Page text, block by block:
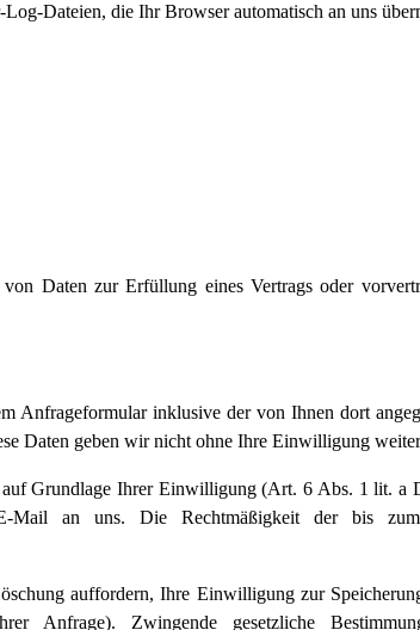
Dateien, die Ihr Browser automatisch an uns
Daten zur Erfüllung eines Vertrags oder
Anfrageformular inklusive der von Ihnen dort
Daten geben wir nicht ohne Ihre Einwilligung
Grundlage Ihrer Einwilligung (Art. 6 Abs. 1 lit. a
Mail an uns. Die Rechtmäßigkeit der bis
auffordern, Ihre Einwilligung zur
Anfrage). Zwingende gesetzliche